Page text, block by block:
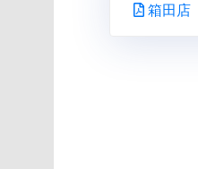
箱田店